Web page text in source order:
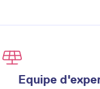
Equipe